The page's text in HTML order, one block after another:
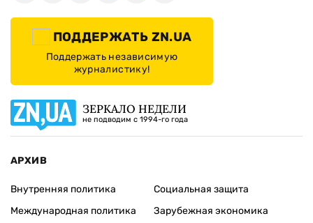
ПОДДЕРЖАТЬ ZN.UA
Поддержать независимую
журналистику!
ЗЕРКАЛО НЕДЕЛИ
не подводим с 1994-го года
АРХИВ
Внутренняя политика
Международная политика
Социальная защита
Зарубежная экономика